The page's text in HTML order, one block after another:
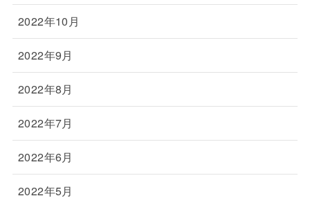
2022年10月
2022年9月
2022年8月
2022年7月
2022年6月
2022年5月